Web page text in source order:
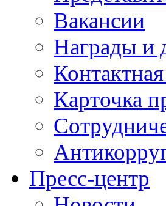
Вакансии
Награды и
Карточка
Пресс-центр